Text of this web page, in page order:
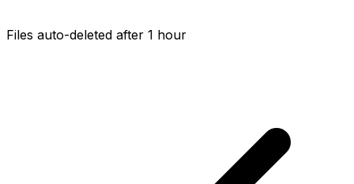
Files auto-deleted after 1 hour